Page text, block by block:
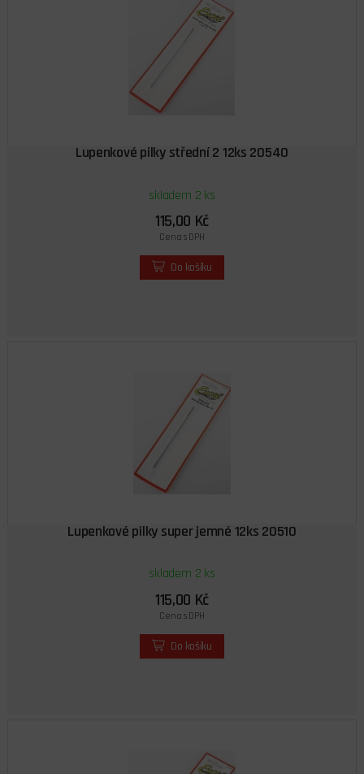
Lupenkové pilky střední 2 12ks 20540
skladem 2 ks
115,00 Kč
Cena s DPH
Do košíku
Lupenkové pilky super jemné 12ks 20510
skladem 2 ks
115,00 Kč
Cena s DPH
Do košíku